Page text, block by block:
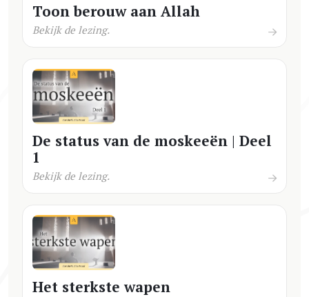
Toon berouw aan Allah
Bekijk de lezing.
De status van de moskeeën | Deel
1
Bekijk de lezing.
Het sterkste wapen